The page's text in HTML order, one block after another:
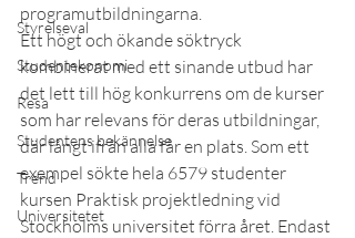
Styrelseval
Studentekonomi
Resa
Studentens bekännelse
Trend
Universitetet
programutbildningarna.
Ett högt och ökande söktryck
kombinerat med ett sinande utbud har
det lett till hög konkurrens om de kurser
som har relevans för deras utbildningar,
där långt ifrån alla får en plats. Som ett
exempel sökte hela 6579 studenter
kursen Praktisk projektledning vid
Stockholms universitet förra året. Endast